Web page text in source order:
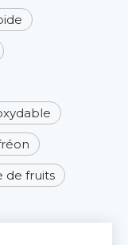
de fruits